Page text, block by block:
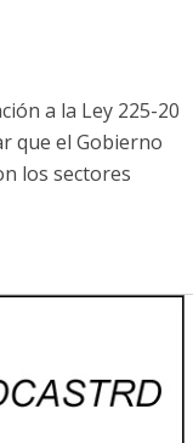
a la Ley 225-20
que el Gobierno
los sectores